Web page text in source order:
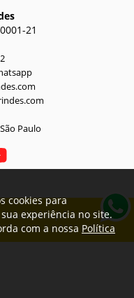
21
Paulo
Desenvolvido porA. Jung
cookies para
experiência no site.
com a nossa Política